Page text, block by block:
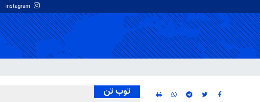
توب تن